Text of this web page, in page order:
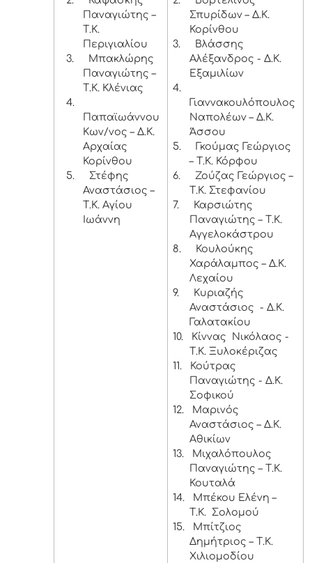
Παναγιώτης –
Τ.Κ.
Περιγιαλίου
3.
Μπακλώρης
Παναγιώτης –
Τ.Κ. Κλένιας
4.
Παπαϊωάννου
Κων/νος – Δ.Κ.
Αρχαίας
Κορίνθου
5.
Στέφης
Αναστάσιος –
Τ.Κ. Αγίου
Ιωάννη
Σπυρίδων – Δ.Κ.
Κορίνθου
3.
Βλάσσης
Αλέξανδρος - Δ.Κ.
Εξαμιλίων
4.
Γιαννακουλόπουλος
Ναπολέων – Δ.Κ.
Άσσου
5.
Γκούμας Γεώργιος
– Τ.Κ. Κόρφου
6.
Ζούζας Γεώργιος –
Τ.Κ. Στεφανίου
7.
Καρσιώτης
Παναγιώτης – Τ.Κ.
Αγγελοκάστρου
8.
Κουλούκης
Χαράλαμπος – Δ.Κ.
Λεχαίου
9.
Κυριαζής
Αναστάσιος - Δ.Κ.
Γαλατακίου
10.
Κίννας Νικόλαος -
Τ.Κ. Ξυλοκέριζας
11.
Κούτρας
Παναγιώτης - Δ.Κ.
Σοφικού
12.
Μαρινός
Αναστάσιος – Δ.Κ.
Αθικίων
13.
Μιχαλόπουλος
Παναγιώτης – Τ.Κ.
Κουταλά
14.
Μπέκου Ελένη –
Τ.Κ. Σολομού
15.
Μπίτζιος
Δημήτριος – Τ.Κ.
Χιλιομοδίου